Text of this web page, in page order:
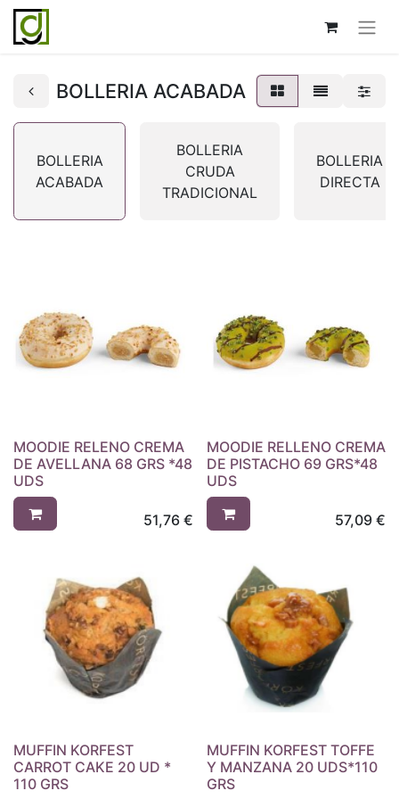
BOLLERIA ACABADA
BOLLERIA
ACABADA
BOLLERIA
CRUDA
TRADICIONAL
BOLLERIA
DIRECTA
MOODIE RELENO CREMA
DE AVELLANA 68 GRS *48
UDS
51,76€
MOODIE RELLENO CREMA
DE PISTACHO 69 GRS*48
UDS
57,09 €
MUFFIN KORFEST
CARROT CAKE 20 UD *
110 GRS
MUFFIN KORFEST TOFFE
Y MANZANA 20 UDS*110
GRS